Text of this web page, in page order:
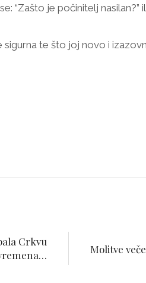
je počinitelj nasilan?”
te što joj novo i
Crkvu
Molitve